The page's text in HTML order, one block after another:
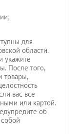
для
области.
укажите
После того,
товары,
вас все
или картой.
об